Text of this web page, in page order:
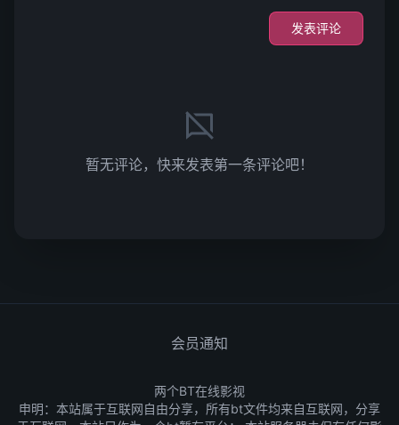
发表评论
暂无评论，快来发表第一条评论吧！
会员通知
两个BT在线影视
申明：本站属于互联网自由分享，所有bt文件均来自互联网，分享